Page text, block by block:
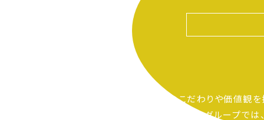
自分たちのこだわりや価値観
ピアーサーティーグループでは